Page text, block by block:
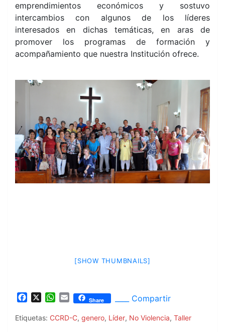
emprendimientos económicos y sostuvo
intercambios con algunos de los líderes
interesados en dichas temáticas, en aras de
promover los programas de formación y
acompañamiento que nuestra Institución ofrece.
[SHOW THUMBNAILS]
c
W
a
E
a
Share ____ Compartir
Etiquetas: CCRD-C, genero, Líder, No Violencia, Taller